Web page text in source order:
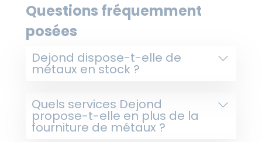
Questions fréquemment
posées
Dejond dispose-t-elle de
métaux en stock ?
Quels services Dejond
propose-t-elle en plus de la
fourniture de métaux ?